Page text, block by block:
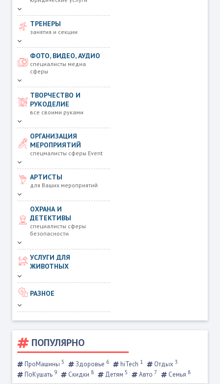
ТРЕНЕРЫ
занятия и секции
ФОТО, ВИДЕО, АУДИО
специалисты медиа
сферы
ТВОРЧЕСТВО И
РУКОДЕЛИЕ
все своими руками
ОРГАНИЗАЦИЯ
МЕРОПРИЯТИЙ
спецмалисты сферы Event
АРТИСТЫ
для Ваших мероприятий
ОХРАНА И
ДЕТЕКТИВЫ
специалисты сферы
безопасности
УСЛУГИ ДЛЯ
ЖИВОТНЫХ
РАЗНОЕ
ПОПУЛЯРНО
ПроМашины 5 Здоровье 6 hiTech 1 Отдых 3
ПоКушать 9 Скидки 8 Детям 5 Авто 7 Семья 8